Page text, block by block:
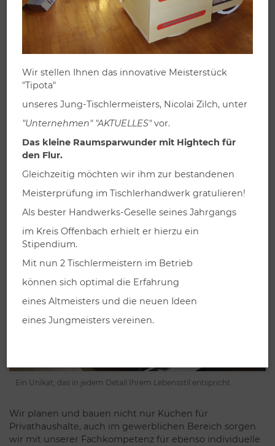
Lösungen à la carte
KÜCHEN
Küchen sind der lebendige Mittelpunkt eines jeden
gebaute Küche eröffnet Ihnen ganz neue Möglichkeiten,
diesen beliebten und wichtigen Raum optimal auf Ihre
und die Wünsche und Bedürfnisse Ihrer Familie
Ein Unikat, das in jedem Detail Ihrem Lebensstil entspricht.
Wir planen und bauen nicht nur Küchen für
Privathaushalte, auch im gewerblichen Bereich sorgen
wir mit unserer Fachkompetenz für ebenso individuelle
Wir stellen Ihnen das innovative Meisterstück
"Tipota"
unseres Jung-Tischlermeisters, Nicolai Zilch, unter
"Unternehmen" "AKTUELLES"vor.
Das kleine Raumsparwunder mit Hightech für
den Flur.
Gleichzeitig möchten wir ihm zur bestandenen
Meisterprüfung im Tischlerhandwerk gratulieren!
Als bester Handwerks-Geselle seines Jahrgangs
im Kreis Offenbach erhielt er hierzu ein
Stipendium.
Mit nun 2 Tischlermeistern im Betrieb
können sich optimal die Erfahrung
eines Altmeisters und die neuen Ideen
eines Jungmeisters vereinen.